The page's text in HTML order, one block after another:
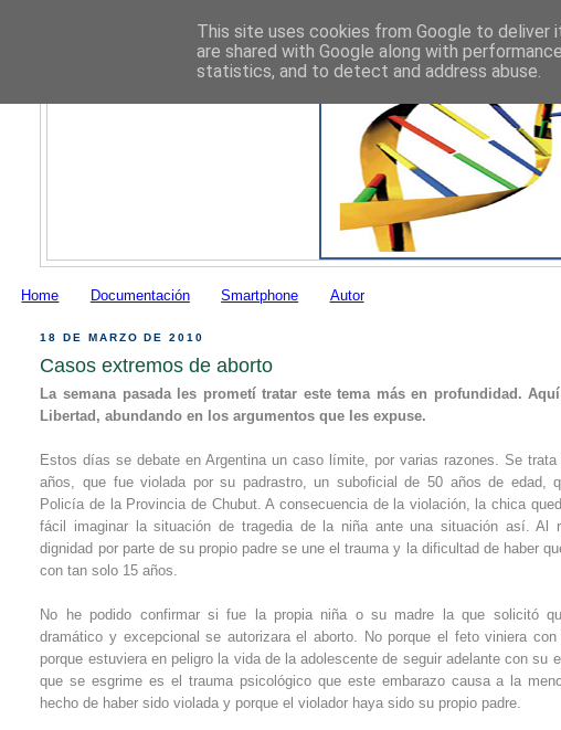
Home Documentación Smartphone Autor
18 DE MARZO DE 2010
Casos extremos de aborto
La semana pasada les prometí tratar este tema más en profundidad.
Libertad, abundando en los argumentos que les expuse.
Estos días se debate en Argentina un caso límite, por varias razones. Se
años, que fue violada por su padrastro, un suboficial de 50 años de edad,
Policía de la Provincia de Chubut. A consecuencia de la violación, la chica
fácil imaginar la situación de tragedia de la niña ante una situación así. Al
dignidad por parte de su propio padre se une el trauma y la dificultad de haber
con tan solo 15 años.
No he podido confirmar si fue la propia niña o su madre la que solicitó
dramático y excepcional se autorizara el aborto. No porque el feto viniera
porque estuviera en peligro la vida de la adolescente de seguir adelante con su
que se esgrime es el trauma psicológico que este embarazo causa a la
hecho de haber sido violada y porque el violador haya sido su propio padre.
This site uses cookies from Google to deliver
are shared with Google along with
statistics, and to detect and address abuse.